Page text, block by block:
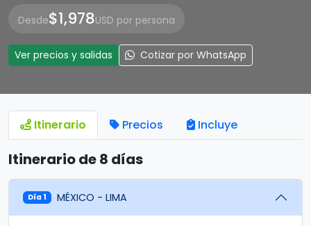
Desde$1,978USD por persona
Ver precios y salidas Cotizar por WhatsApp
Itinerario Precios Incluye
Itinerario de 8 días
Día 1 MÉXICO - LIMA